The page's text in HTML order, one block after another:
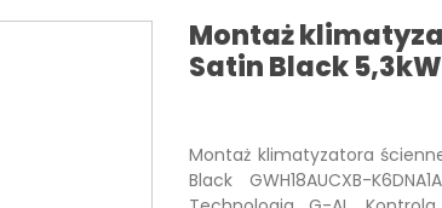
Montaż
Satin Black 5,3kW
Montaż klimatyzatora
Black GWH18AUCXB-